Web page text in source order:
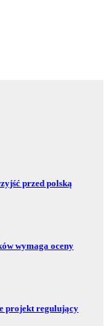
przed polską
wymaga oceny
projekt regulujący